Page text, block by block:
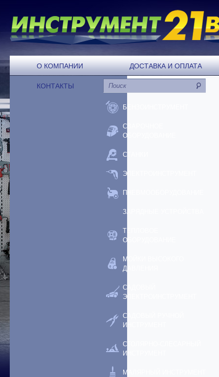
О КОМПАНИИ ДОСТАВКА И ОПЛАТА
КОНТАКТЫ
БЕНЗОИНСТРУМЕНТ
СВАРОЧНОЕ
ОБОРУДОВАНИЕ
СТАНКИ
ЭЛЕКТРОИНСТРУМЕНТ
ПНЕВМООБОРУДОВАНИЕ
ЗАРЯДНЫЕ УСТРОЙСТВА
ТЕПЛОВОЕ
ОБОРУДОВАНИЕ
МОЙКИ ВЫСОКОГО
ДАВЛЕНИЯ
САДОВЫЙ
ЭЛЕКТРОИНСТРУМЕНТ
САДОВЫЙ РУЧНОЙ
ИНСТРУМЕНТ
СТОЛЯРНО-СЛЕСАРНЫЙ
ИНСТРУМЕНТ
МАЛЯРНЫЙ ИНСТРУМЕНТ